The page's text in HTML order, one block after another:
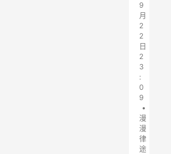
9
月
2
2
日
2
3
:
0
9
•
漫
漫
律
途